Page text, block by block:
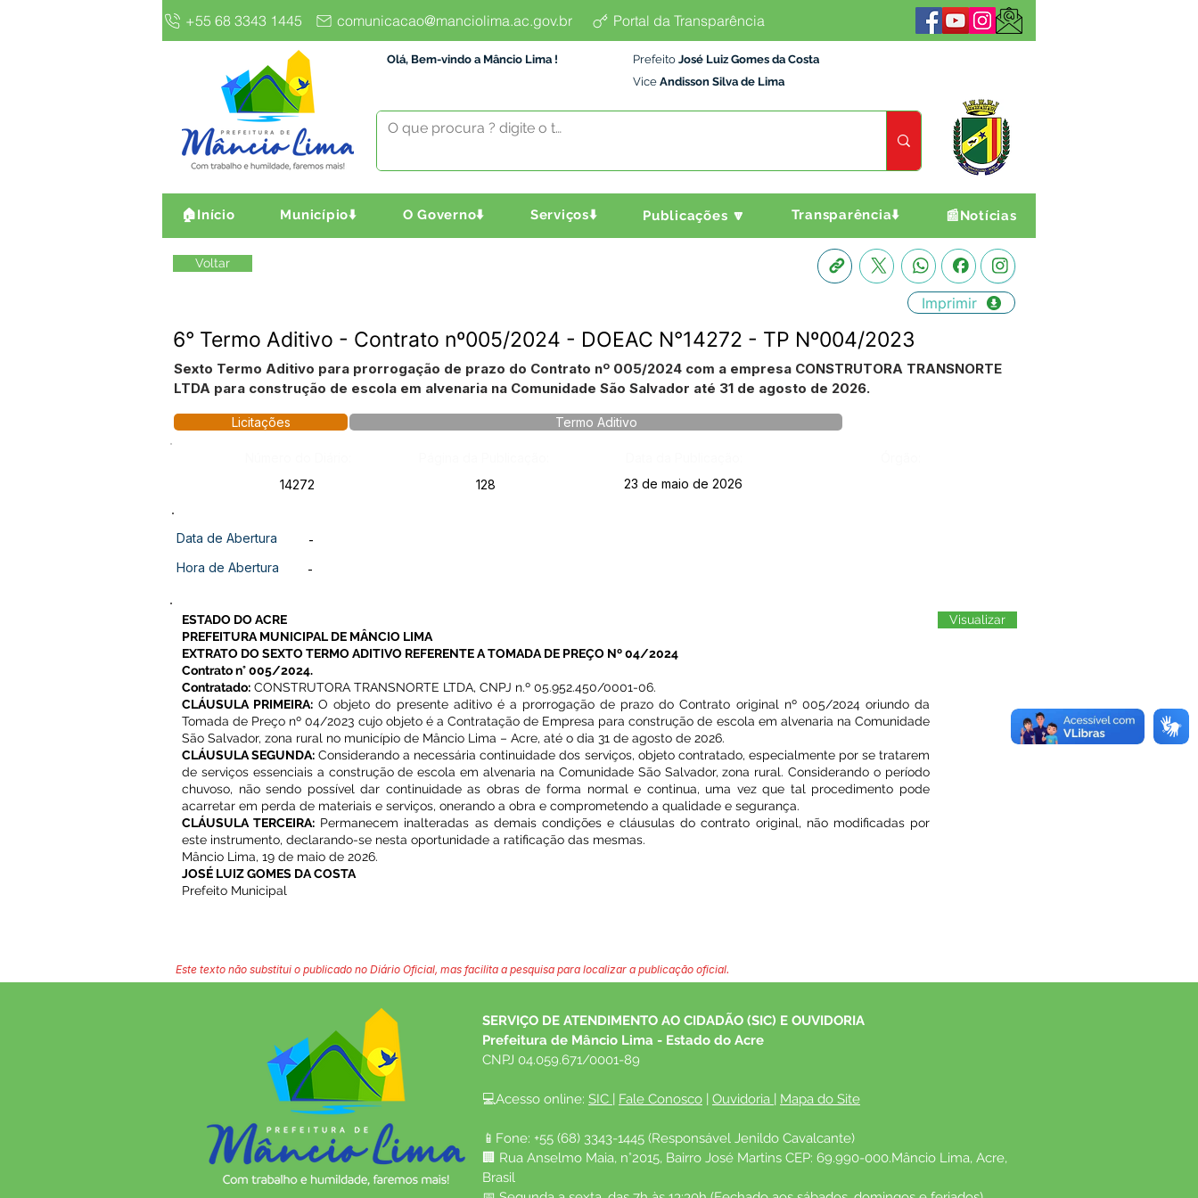
+55 68 3343 1445 comunicacao@manciolima.ac.gov.br Portal da Transparência
Olá, Bem-vindo a Mâncio Lima ! Prefeito José Luiz Gomes da Costa
Vice Andisson Silva de Lima
🏠Início Município⬇️ O Governo⬇️ Serviços⬇️ Publicações 🔽 Transparência⬇️ 📰Notícias
Voltar
Imprimir
6° Termo Aditivo - Contrato nº005/2024 - DOEAC N°14272 - TP Nº004/2023
Sexto Termo Aditivo para prorrogação de prazo do Contrato nº 005/2024 com a empresa CONSTRUTORA TRANSNORTE
LTDA para construção de escola em alvenaria na Comunidade São Salvador até 31 de agosto de 2026.
Licitações Termo Aditivo
14272
128 23 de maio de 2026
Data de Abertura
-
Hora de Abertura
-
ESTADO DO ACRE
PREFEITURA MUNICIPAL DE MÂNCIO LIMA
EXTRATO DO SEXTO TERMO ADITIVO REFERENTE A TOMADA DE PREÇO Nº 04/2024
Contrato n° 005/2024.
Contratado: CONSTRUTORA TRANSNORTE LTDA, CNPJ n.º 05.952.450/0001-06.
CLÁUSULA PRIMEIRA: O objeto do presente aditivo é a prorrogação de prazo do Contrato original nº 005/2024 oriundo da
Tomada de Preço nº 04/2023 cujo objeto é a Contratação de Empresa para construção de escola em alvenaria na Comunidade
São Salvador, zona rural no município de Mâncio Lima – Acre, até o dia 31 de agosto de 2026.
CLÁUSULA SEGUNDA: Considerando a necessária continuidade dos serviços, objeto contratado, especialmente por se tratarem
de serviços essenciais a construção de escola em alvenaria na Comunidade São Salvador, zona rural. Considerando o período
chuvoso, não sendo possível dar continuidade as obras de forma normal e continua, uma vez que tal procedimento pode
acarretar em perda de materiais e serviços, onerando a obra e comprometendo a qualidade e segurança.
CLÁUSULA TERCEIRA: Permanecem inalteradas as demais condições e cláusulas do contrato original, não modificadas por
este instrumento, declarando-se nesta oportunidade a ratificação das mesmas.
Mâncio Lima, 19 de maio de 2026.
JOSÉ LUIZ GOMES DA COSTA
Prefeito Municipal
Visualizar
Este texto não substitui o publicado no Diário Oficial, mas facilita a pesquisa para localizar a publicação oficial.
SERVIÇO DE ATENDIMENTO AO CIDADÃO (SIC) E OUVIDORIA
Prefeitura de Mâncio Lima - Estado do Acre
CNPJ 04.059.671/0001-89
💻Acesso online: SIC | Fale Conosco | Ouvidoria | Mapa do Site
📱Fone: +55 (68) 3343-1445 (Responsável Jenildo Cavalcante)
🏢 Rua Anselmo Maia, n°2015, Bairro José Martins CEP: 69.990-000.Mâncio Lima, Acre,
Brasil